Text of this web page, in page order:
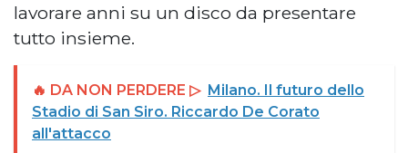
lavorare anni su un disco da presentare
tutto insieme.
🔥 DA NON PERDERE ▷ Milano. Il futuro dello
Stadio di San Siro. Riccardo De Corato
all'attacco